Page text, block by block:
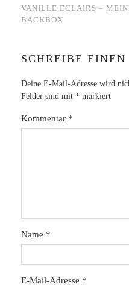
VANILLE ECLAIRS –
BACKBOX
SCHREIBE
Deine E-Mail-Adresse wird
Felder sind mit * markiert
Kommentar *
Name *
E-Mail-Adresse *